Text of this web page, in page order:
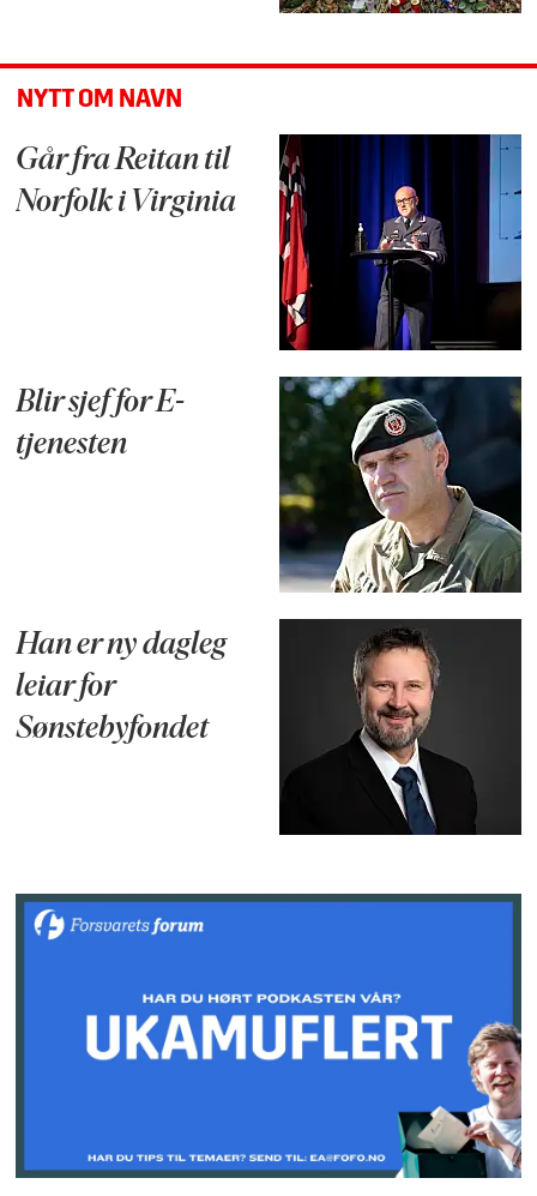
NYTT OM NAVN
Går fra Reitan til
Norfolk i Virginia
Blir sjef for E-
tjenesten
Han er ny dagleg
leiar for
Sønstebyfondet